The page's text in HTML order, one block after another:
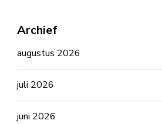
Archief
augustus 2026
juli 2026
juni 2026